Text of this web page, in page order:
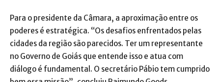
Para o presidente da Câmara, a aproximação entre os
poderes é estratégica. “Os desafios enfrentados pelas
cidades da região são parecidos. Ter um representante
no Governo de Goiás que entende isso e atua com
diálogo é fundamental. O secretário Pábio tem cumprido